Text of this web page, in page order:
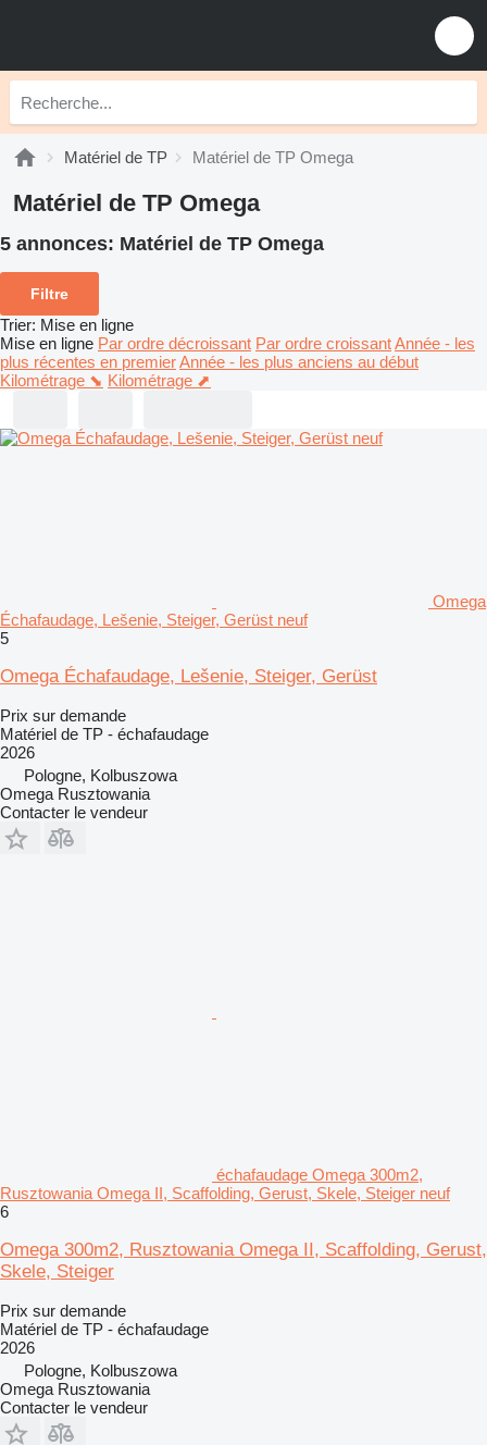
Matériel de TP Matériel de TP Omega
Matériel de TP Omega
5 annonces: Matériel de TP Omega
Filtre
Trier: Mise en ligne
Mise en ligne Par ordre décroissant Par ordre croissantAnnée - les
plus récentes en premierAnnée - les plus anciens au début
Kilométrage ⬊ Kilométrage ⬈
Omega
Échafaudage, Lešenie, Steiger, Gerüst neuf
5
Omega Échafaudage, Lešenie, Steiger, Gerüst
Prix sur demande
Matériel de TP - échafaudage
2026
Pologne, Kolbuszowa
Omega Rusztowania
Contacter le vendeur
échafaudage Omega 300m2,
Rusztowania Omega II, Scaffolding, Gerust, Skele, Steiger neuf
6
Omega 300m2, Rusztowania Omega II, Scaffolding, Gerust,
Skele, Steiger
Prix sur demande
Matériel de TP - échafaudage
2026
Pologne, Kolbuszowa
Omega Rusztowania
Contacter le vendeur